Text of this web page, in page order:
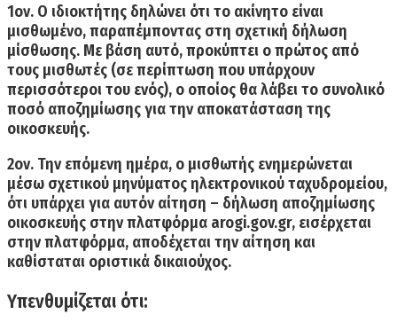
1ον. Ο ιδιοκτήτης δηλώνει ότι το ακίνητο είναι
μισθωμένο, παραπέμποντας στη σχετική δήλωση
μίσθωσης. Με βάση αυτό, προκύπτει ο πρώτος από
τους μισθωτές (σε περίπτωση που υπάρχουν
περισσότεροι του ενός), ο οποίος θα λάβει το συνολικό
ποσό αποζημίωσης για την αποκατάσταση της
οικοσκευής.
2ον. Την επόμενη ημέρα, ο μισθωτής ενημερώνεται
μέσω σχετικού μηνύματος ηλεκτρονικού ταχυδρομείου,
ότι υπάρχει για αυτόν αίτηση – δήλωση αποζημίωσης
οικοσκευής στην πλατφόρμα arogi.gov.gr, εισέρχεται
στην πλατφόρμα, αποδέχεται την αίτηση και
καθίσταται οριστικά δικαιούχος.
Υπενθυμίζεται ότι: